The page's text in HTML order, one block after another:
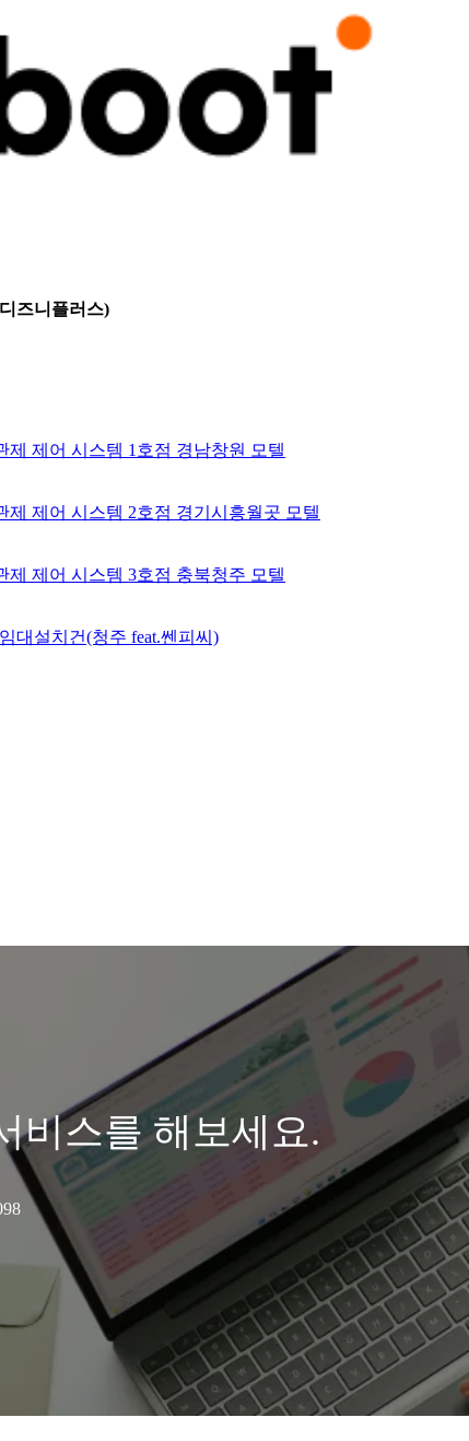
즈니플러스)
제 제어 시스템 1호점 경남창원 모텔
제 제어 시스템 2호점 경기시흥월곳 모텔
제 제어 시스템 3호점 충북청주 모텔
대설치건(청주 feat.쎈피씨)
비스를 해보세요.